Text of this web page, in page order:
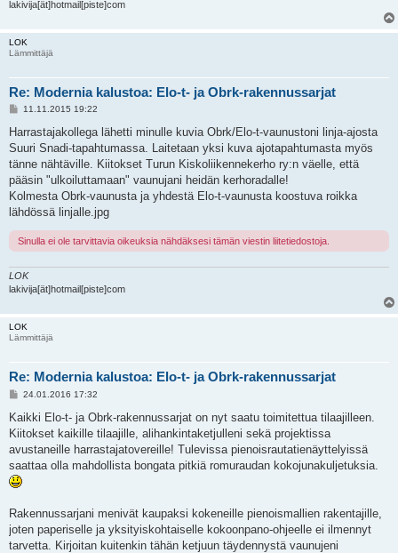
lakivija[ät]hotmail[piste]com
LOK
Lämmittäjä
Re: Modernia kalustoa: Elo-t- ja Obrk-rakennussarjat
V
e
t
i
11.11.2015 19:22
Harrastajakollega lähetti minulle kuvia Obrk/Elo-t-vaunustoni linja-ajosta
Suuri Snadi-tapahtumassa. Laitetaan yksi kuva ajotapahtumasta myös
tänne nähtäville. Kiitokset Turun Kiskoliikennekerho ry:n väelle, että
pääsin "ulkoiluttamaan" vaunujani heidän kerhoradalle!
Kolmesta Obrk-vaunusta ja yhdestä Elo-t-vaunusta koostuva roikka
lähdössä linjalle.jpg
Sinulla ei ole tarvittavia oikeuksia nähdäksesi tämän viestin liitetiedostoja.
LOK
lakivija[ät]hotmail[piste]com
LOK
Lämmittäjä
Re: Modernia kalustoa: Elo-t- ja Obrk-rakennussarjat
V
e
t
i
24.01.2016 17:32
Kaikki Elo-t- ja Obrk-rakennussarjat on nyt saatu toimitettua tilaajilleen.
Kiitokset kaikille tilaajille, alihankintaketjulleni sekä projektissa
avustaneille harrastajatovereille! Tulevissa pienoisrautatienäyttelyissä
saattaa olla mahdollista bongata pitkiä romuraudan kokojunakuljetuksia.
Rakennussarjani menivät kaupaksi kokeneille pienoismallien rakentajille,
joten paperiselle ja yksityiskohtaiselle kokoonpano-ohjeelle ei ilmennyt
tarvetta. Kirjoitan kuitenkin tähän ketjuun täydennystä vaunujeni